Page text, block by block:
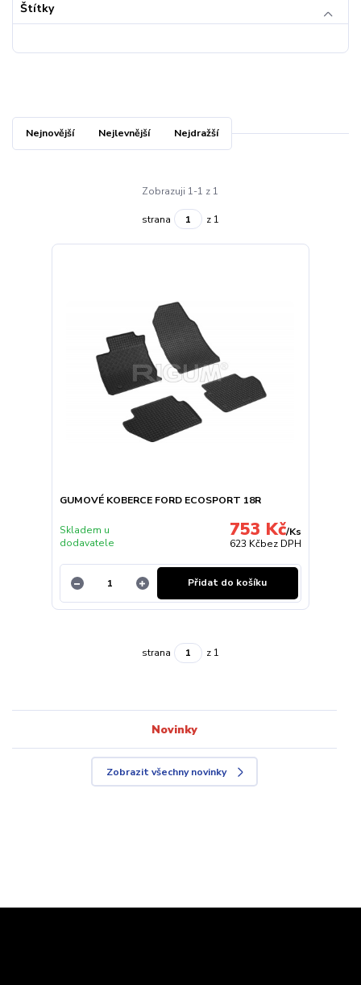
Štítky
Nejnovější Nejlevnější Nejdražší
Zobrazuji 1-1 z 1
strana z 1
GUMOVÉ KOBERCE FORD ECOSPORT 18R
753 Kč/Ks
623 Kčbez DPH
Skladem u
dodavatele
Přidat do košíku
strana z 1
Novinky
Zobrazit všechny novinky